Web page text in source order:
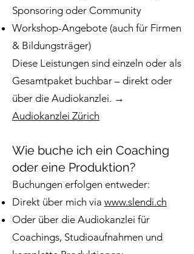
Sponsoring oder Community
Workshop-Angebote (auch für Firmen
& Bildungsträger)
Diese Leistungen sind einzeln oder als
Gesamtpaket buchbar – direkt oder
über die Audiokanzlei. →
Audiokanzlei Zürich
Wie buche ich ein Coaching
oder eine Produktion?
Buchungen erfolgen entweder:
Direkt über mich via www.slendi.ch
Oder über die Audiokanzlei für
Coachings, Studioaufnahmen und